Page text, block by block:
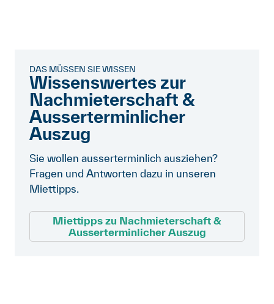
DAS MÜSSEN SIE WISSEN
Wissenswertes zur
Nachmieterschaft &
Ausserterminlicher
Auszug
Sie wollen ausserterminlich ausziehen?
Fragen und Antworten dazu in unseren
Miettipps.
Miettipps zu Nachmieterschaft &
Ausserterminlicher Auszug